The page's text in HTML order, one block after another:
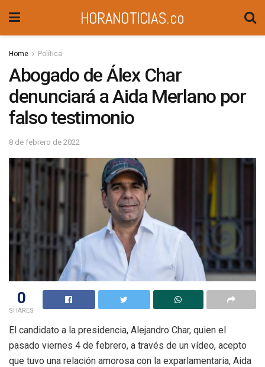
HORANOTICIAS.co
Home Política
Abogado de Álex Char
denunciará a Aida Merlano por
falso testimonio
8 de febrero de 2022
0
SHARES
El candidato a la presidencia, Alejandro Char, quien el
pasado viernes 4 de febrero, a través de un vídeo, acepto
que tuvo una relación amorosa con la exparlamentaria, Aida